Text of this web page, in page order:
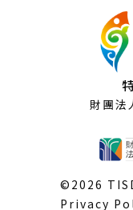
財團法
©2026
Privacy